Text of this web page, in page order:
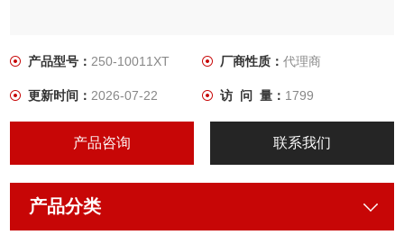
产品型号：250-10011XT 厂商性质： 代理商
更新时间：2026-07-22 访 问 量： 1799
产品咨询 联系我们
产品分类